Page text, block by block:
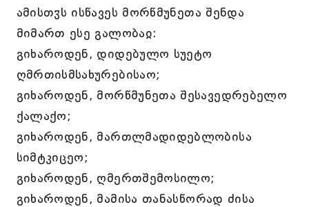
ამისთჳს ისწავეს მორწმუნეთა შენდა
მიმართ ესე გალობაჲ:
გიხაროდენ, დიდებულო სუეტო
ღმრთისმსახურებისაო;
გიხაროდენ, მორწმუნეთა შესავედრებელო
ქალაქო;
გიხაროდენ, მართლმადიდებლობისა
სიმტკიცეო;
გიხაროდენ, ღმერთშემოსილო;
გიხაროდენ, მამისა თანასწორად ძისა